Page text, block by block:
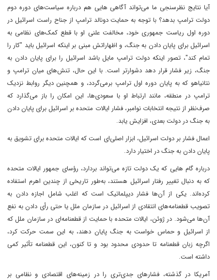
آیا نتایج نظرسنجی ما می‌تواند آگاهی هایی هم درباره سیاست‌های دوره دوم
دولت ترامپ بدهد؟ با توجه به حمایت دونالد ترامپ از جناح راست اسرائیل در
دوره اول ریاست جمهوری خود، مخالفت علنی او با قطع کمک‌های نظامی به
اسرائیل برای پایان دادن به جنگ، و اظهاراتش مبنی بر اینکه اسرائیل باید "کار را
تمام کند"، تصور اینکه دولت ترامپ مایل باشد اسرائیل را برای پایان دادن به
جنگ، زیر فشار قرار دهد دشوارتر است. با این حال، تنش‌های میان ترامپ و
نتانیاهو که به پایان دوره اول ترامپ برمی‌گردد، و همچنین دیگر روابط نزدیک
ترامپ در منطقه، مانند ارتباط او با سعودی‌ها، این امکان را باز می‌گذارد که
صرف‌نظر از نتیجه انتخابات نوامبر، فشار ایالات متحده بر اسرائیل برای پایان دادن
به جنگ در دولت بعدی، افزایش یابد.
اعمال فشار بر دولت اسرائیل، ابزار اصلی‌ای است که ایالات متحده برای تشویق به
پایان دادن به جنگ در اختیار دارد.
درباره گام هایی که یک دولت تازه می‌تواند بردارد، رؤسای جمهور ایالات متحده
که به دنبال تغییر رفتار اسرائیل هستند، به‌طور تاریخی از چندین اهرم استفاده
کرده‌اند. یکی از آن‌ها فشار دیپلماتیک است که اغلب شامل اجازه دادن به
تصویب قطعنامه‌های انتقادی از اسرائیل در سازمان ملل یا حتی رأی دادن به نفع
آن‌ها می‌شود. در ژوئن، ایالات متحده با حمایت از قطعنامه‌ای در سازمان ملل که
از اسرائیل و حماس خواست به جنگ پایان دهند، به این سمت حرکت کرد،
اگرچه زبان قطعنامه تا حدودی محدود بود و تا کنون، این قطعنامه تأثیر کمی
داشته است.
آمریکا در گذشته، فشارهای جدی‌تری را در زمینه‌های اقتصادی و نظامی بر